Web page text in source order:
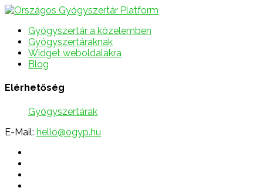
Gyógyszertár a közelemben
Gyógyszertáraknak
Widget weboldalakra
Blog
Elérhetőség
Gyógyszertárak
E-Mail: hello@ogyp.hu